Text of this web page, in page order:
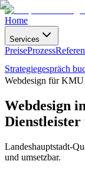
Home
Services
PreiseProzess
Strategiegespräch
Webdesign für KMU
Webdesign
Landeshauptstadt-
und umsetzbar.